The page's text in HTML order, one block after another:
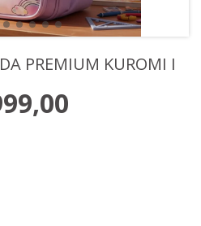
PREMIUM KUROMI I